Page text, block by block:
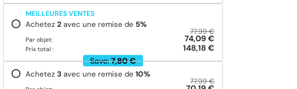
MEILLEURES VENTES
Achetez 2 avec une remise de 5%
Par objet:
77,99 €
74,09 €
Prix total :
148,18 €
Save:7,80 €
Achetez 3 avec une remise de 10%
77,99 €